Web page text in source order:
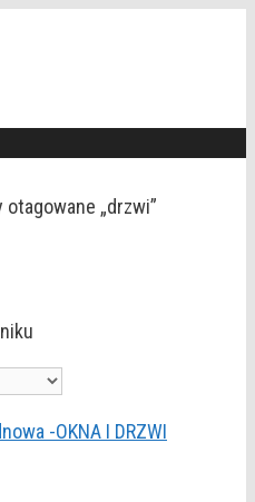
„drzwi”